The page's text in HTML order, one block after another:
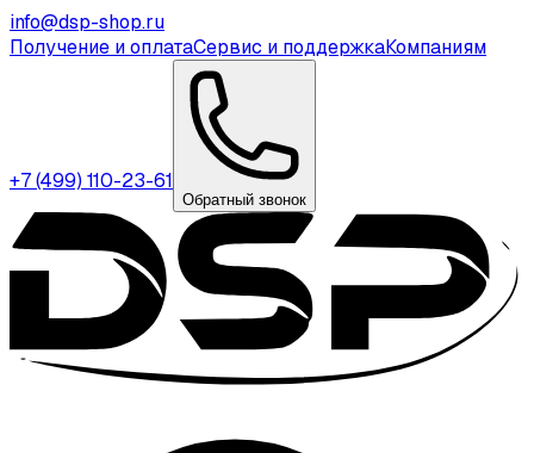
info@dsp-shop.ru
Получение и оплатаСервис и поддержкаКомпаниям
+7 (499) 110-23-61
Обратный звонок